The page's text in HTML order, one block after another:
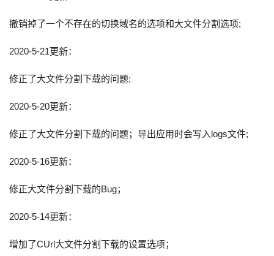
撤销掉了一个不存在的切换域名的选项和大文件分割选项;
2020-5-21更新：
修正了大文件分割下载的问题;
2020-5-20更新：
修正了大文件分割下载的问题；导出应用时会写入logs文件;
2020-5-16更新：
修正大文件分割下载的Bug；
2020-5-14更新：
增加了CUrl大文件分割下载的设置选项；